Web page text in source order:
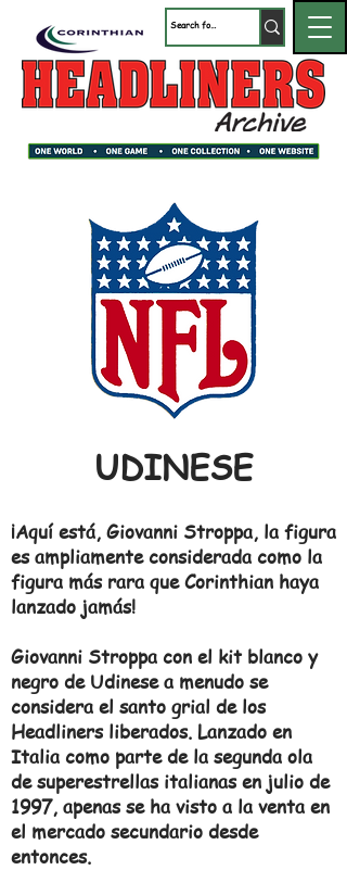
UDINESE
¡Aquí está, Giovanni Stroppa, la figura
es ampliamente considerada como la
figura más rara que Corinthian haya
lanzado jamás!
Giovanni Stroppa con el kit blanco y
negro de Udinese a menudo se
considera el santo grial de los
Headliners liberados. Lanzado en
Italia como parte de la segunda ola
de superestrellas italianas en julio de
1997, apenas se ha visto a la venta en
el mercado secundario desde
entonces.